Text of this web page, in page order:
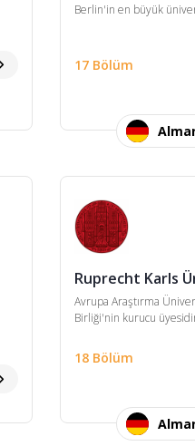
Berlin'in en büyük
17 Bölüm
Ruprecht Karls
Avrupa Araştırma
Birliği'nin kurucu
18 Bölüm